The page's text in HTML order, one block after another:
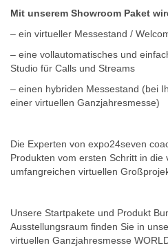
Mit unserem Showroom Paket
– ein virtueller Messestand /
– eine vollautomatisches und
Studio für Calls und Streams
– einen hybriden Messestand (bei
einer virtuellen Ganzjahresmesse)
Die Experten von expo24seven
Produkten vom ersten Schritt in die
umfangreichen virtuellen
Unsere Startpakete und Produkt
Ausstellungsraum finden Sie in
virtuellen Ganzjahresmesse